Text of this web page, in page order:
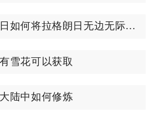
无尽的拉格朗日如何将拉格朗日无边无际地融入社会发展
雪花可以获取
陆中如何修炼